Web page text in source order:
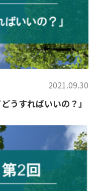
2021.09.30
うすればいいの？」